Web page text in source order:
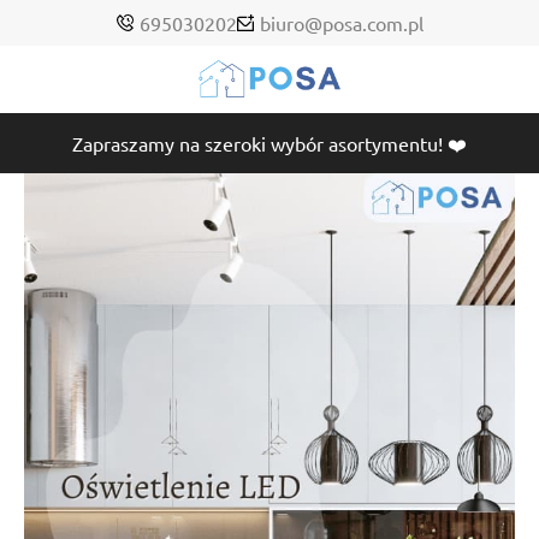
695030202 biuro@posa.com.pl
Zapraszamy na szeroki wybór asortymentu! ❤️